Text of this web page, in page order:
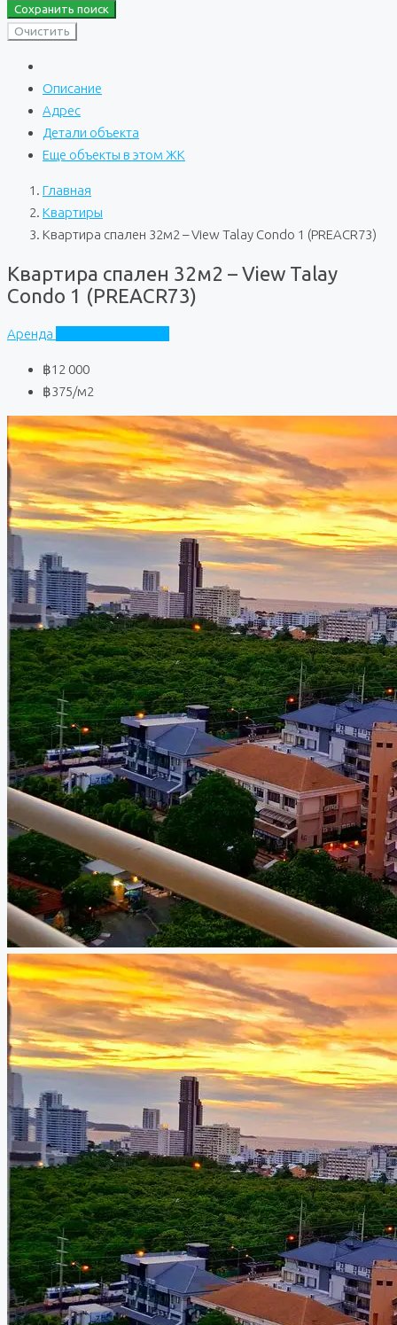
Сохранить поиск
Очистить
Описание
Адрес
Детали объекта
Еще объекты в этом ЖК
Главная
Квартиры
Квартира спален 32м2 – View Talay Condo 1 (PREACR73)
Квартира спален 32м2 – View Talay
Condo 1 (PREACR73)
Аренда
฿12 000
฿375/м2